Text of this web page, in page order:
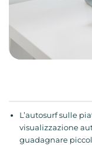
L’autosurf sulle
visualizzazione
guadagnare